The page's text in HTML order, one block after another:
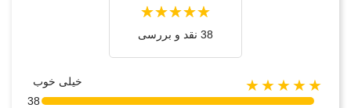
38 نقد و بررسی‌‌
★★★★★
خیلی خوب
38